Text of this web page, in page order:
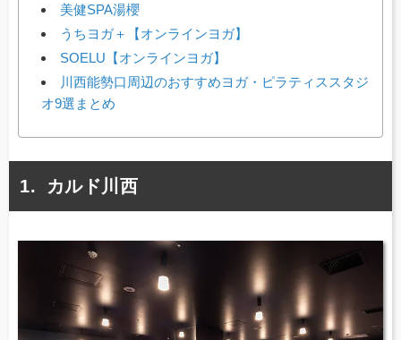
美健SPA湯櫻
うちヨガ＋【オンラインヨガ】
SOELU【オンラインヨガ】
川西能勢口周辺のおすすめヨガ・ピラティススタジ
オ9選まとめ
カルド川西